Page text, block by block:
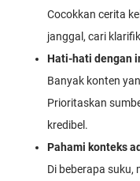
Cocokkan cerita
janggal, cari
Hati-hati dengan
Banyak konten
Prioritaskan
kredibel.
Pahami konteks
Di beberapa suku,